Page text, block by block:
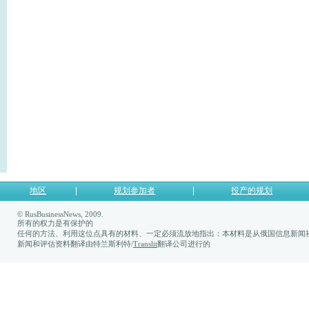
地区 规划参加者 投产的规划
© RusBusinessNews, 2009.
所有的权力是有保护的
任何的方法、利用这位点具有的材料、一定必须流放地指出：本材料是从俄国信息新闻
新闻和评估资料翻译由特兰斯利特/Translit翻译公司进行的